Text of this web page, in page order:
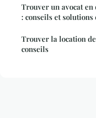
Trouver un avocat
: conseils et
Trouver la location
conseils